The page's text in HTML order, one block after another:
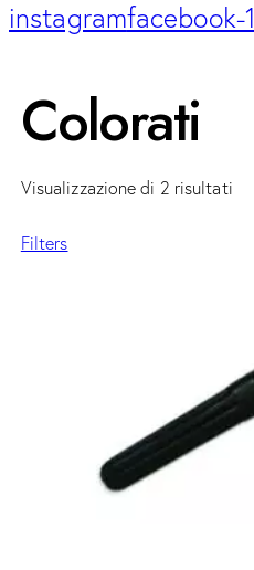
instagramfacebook-1
Colorati
Visualizzazione di 2 risultati
Filters